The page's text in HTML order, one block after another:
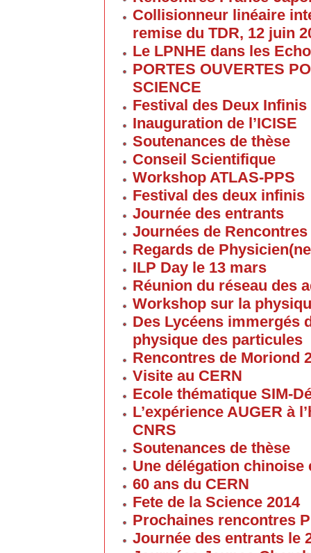
Collisionneur linéaire
remise du TDR, 12 juin
Le LPNHE dans les
PORTES OUVERTES
SCIENCE
Festival des Deux Infinis
Inauguration de l’ICISE
Soutenances de thèse
Conseil Scientifique
Workshop ATLAS-PPS
Festival des deux infinis
Journée des entrants
Journées de
Regards de
ILP Day le 13 mars
Réunion du réseau des
Workshop sur la
Des Lycéens immergés
physique des particules
Rencontres de Moriond
Visite au CERN
Ecole thématique SIM-
L’expérience AUGER à
CNRS
Soutenances de thèse
Une délégation
60 ans du CERN
Fete de la Science 2014
Prochaines rencontres
Journée des entrants le